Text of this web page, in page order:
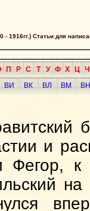
1916гг.) Статьи для
П Р С Т У Ф Х Ц Ч
ВИ ВК ВЛ ВМ
ВН
и
к